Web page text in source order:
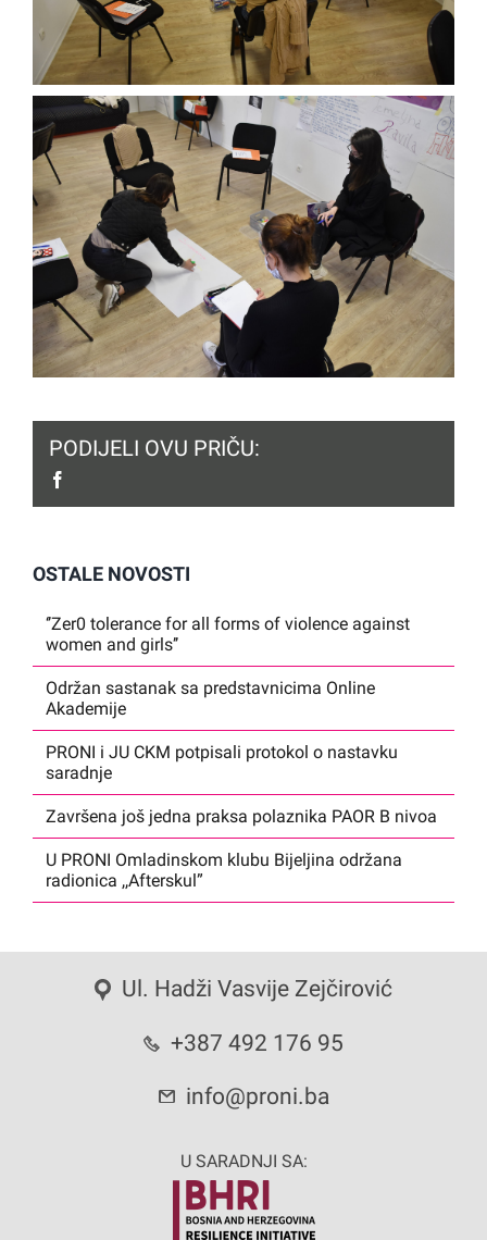
PODIJELI OVU PRIČU:
OSTALE NOVOSTI
‘’Zer0 tolerance for all forms of violence against
women and girls’’
Održan sastanak sa predstavnicima Online
Akademije
PRONI i JU CKM potpisali protokol o nastavku
saradnje
Završena još jedna praksa polaznika PAOR B nivoa
U PRONI Omladinskom klubu Bijeljina održana
radionica ,,Afterskul”
Ul. Hadži Vasvije Zejčirović
+387 492 176 95
info@proni.ba
U SARADNJI SA: